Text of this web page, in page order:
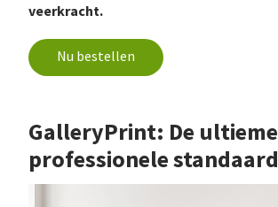
veerkracht.
Nu bestellen
GalleryPrint: De ultieme
professionele standaard